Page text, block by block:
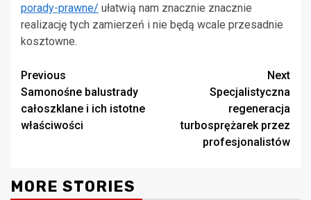
porady-prawne/ ułatwią nam znacznie znacznie
realizację tych zamierzeń i nie będą wcale przesadnie
kosztowne.
Continue
Reading
Previous
Samonośne balustrady
całoszklane i ich istotne
właściwości
Next
Specjalistyczna
regeneracja
turbosprężarek przez
profesjonalistów
MORE STORIES